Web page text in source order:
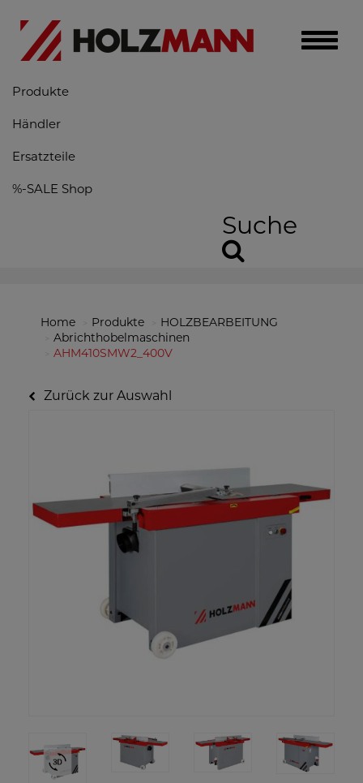
Toggle
Produkte
Händler
Ersatzteile
%-SALE Shop
Suche
Home Produkte
HOLZBEARBEITUNG
Abrichthobelmaschinen
AHM410SMW2_400V
Zurück zur Auswahl